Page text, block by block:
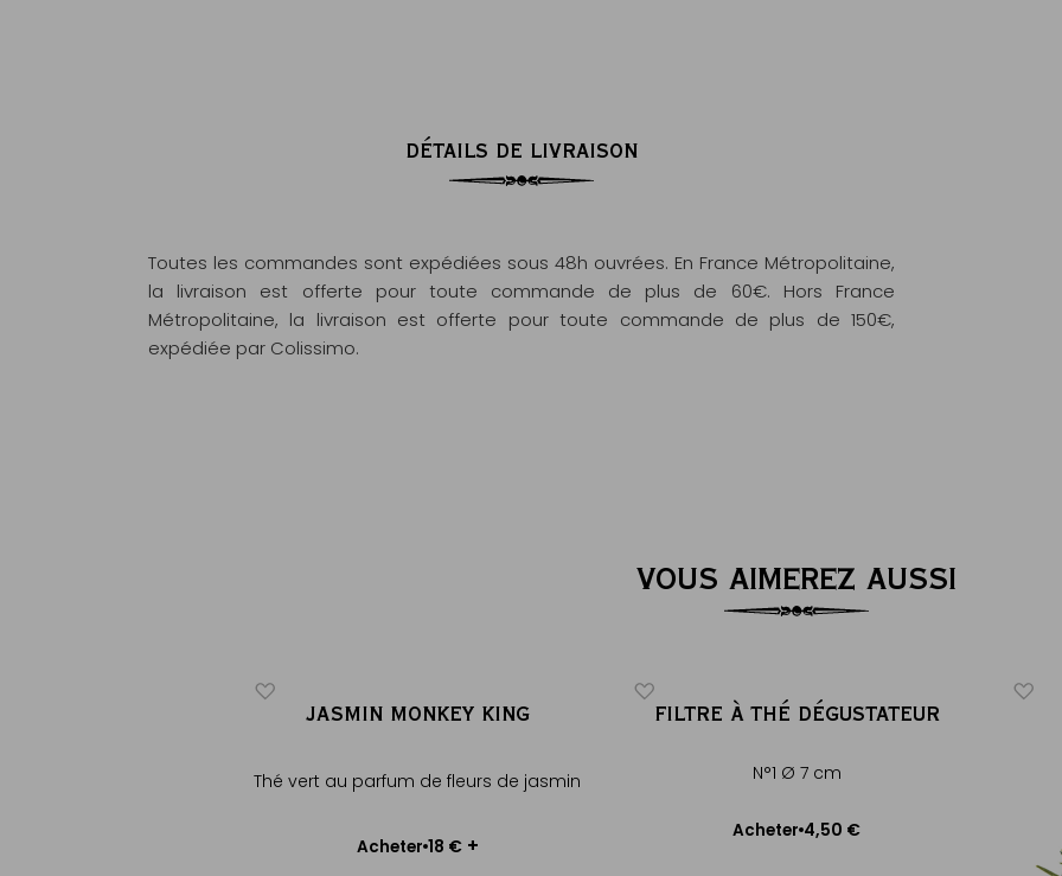
DÉTAILS DE LIVRAISON
Toutes les commandes sont expédiées sous 48h ouvrées. En France Métropolitaine,
la livraison est offerte pour toute commande de plus de 60€. Hors France
Métropolitaine, la livraison est offerte pour toute commande de plus de 150€,
expédiée par Colissimo.
VOUS AIMEREZ AUSSI
JASMIN MONKEY KING
Thé vert au parfum de fleurs de jasmin
Acheter 18 € +
FILTRE À THÉ DÉGUSTATEUR
N°1 Ø 7 cm
Acheter 4,50 €